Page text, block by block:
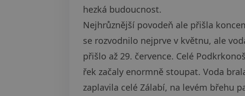
hezká budoucnost.
Nejhrůznější povodeň ale přišla
se rozvodnilo nejprve v květnu, ale
přišlo až 29. července. Celé
řek začaly enormně stoupat. Voda
zaplavila celé Zálabí, na levém břehu